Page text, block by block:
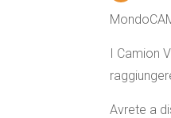
I Camion
Avrete a